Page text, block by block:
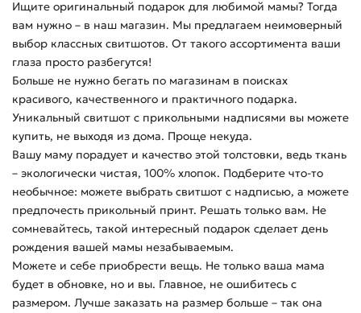
Ищите оригинальный подарок для любимой мамы? Тогда
вам нужно – в наш магазин. Мы предлагаем неимоверный
выбор классных свитшотов. От такого ассортимента ваши
глаза просто разбегутся!
Больше не нужно бегать по магазинам в поисках
красивого, качественного и практичного подарка.
Уникальный свитшот с прикольными надписями вы можете
купить, не выходя из дома. Проще некуда.
Вашу маму порадует и качество этой толстовки, ведь ткань
– экологически чистая, 100% хлопок. Подберите что-то
необычное: можете выбрать свитшот с надписью, а можете
предпочесть прикольный принт. Решать только вам. Не
сомневайтесь, такой интересный подарок сделает день
рождения вашей мамы незабываемым.
Можете и себе приобрести вещь. Не только ваша мама
будет в обновке, но и вы. Главное, не ошибитесь с
размером. Лучше заказать на размер больше – так она